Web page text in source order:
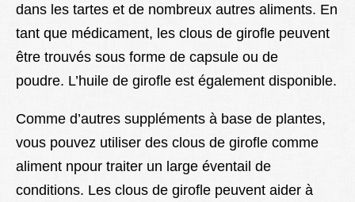
dans les tartes et de nombreux autres aliments. En
tant que médicament, les clous de girofle peuvent
être trouvés sous forme de capsule ou de
poudre. L’huile de girofle est également disponible.
Comme d’autres suppléments à base de plantes,
vous pouvez utiliser des clous de girofle comme
aliment npour traiter un large éventail de
conditions. Les clous de girofle peuvent aider à